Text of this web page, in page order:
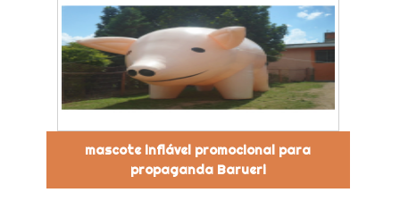
mascote inflável promocional para
propaganda Barueri